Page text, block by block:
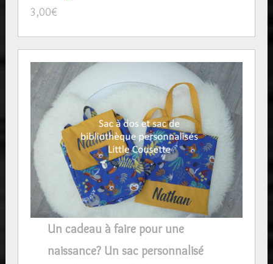
3,00€
Un cadeau à faire pour une
naissance? Un sac personnalisé